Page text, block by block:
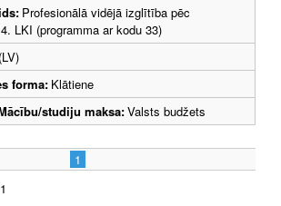
Profesionālā vidējā izglītība pēc
LKI (programma ar kodu 33)
forma: Klātiene
studiju maksa:Valsts budžets
1